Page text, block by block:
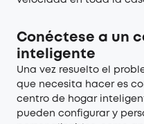
Conéctese a un
inteligente
Una vez resuelto el
que necesita hacer es
centro de hogar
pueden configurar y